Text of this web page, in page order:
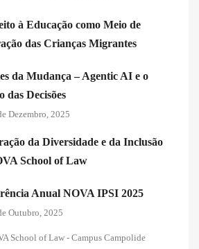
à Educação como Meio de
das Crianças Migrantes
da Mudança – Agentic AI e o
das Decisões
Dezembro, 2025
da Diversidade e da Inclusão
School of Law
Anual NOVA IPSI 2025
Outubro, 2025
School of Law - Campus Campolide